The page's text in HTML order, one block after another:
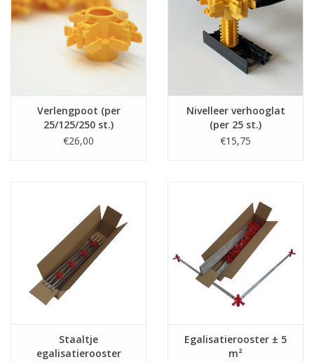
Verlengpoot (per
25/125/250 st.)
€26,00
Nivelleer verhooglat
(per 25 st.)
€15,75
Staaltje
egalisatierooster
Egalisatierooster ± 5
m²